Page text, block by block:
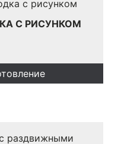
С РИСУНКОМ